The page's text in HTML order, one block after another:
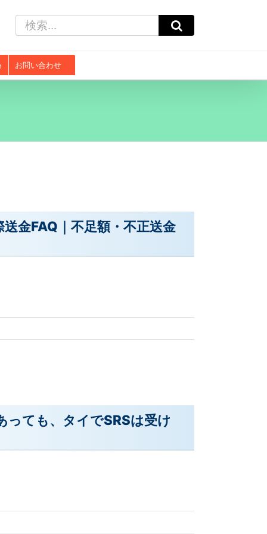
索
…
お問い合わせ
金FAQ｜不足額・不正送金
っても、タイでSRSは受け